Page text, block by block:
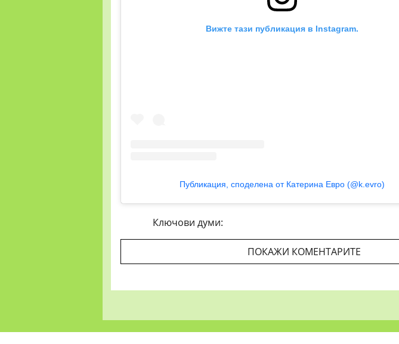
Вижте тази публикация в Instagram.
Публикация, споделена от Катерина Евро (@k.evro)
Ключови думи:
ПОКАЖИ КОМЕНТАРИТЕ